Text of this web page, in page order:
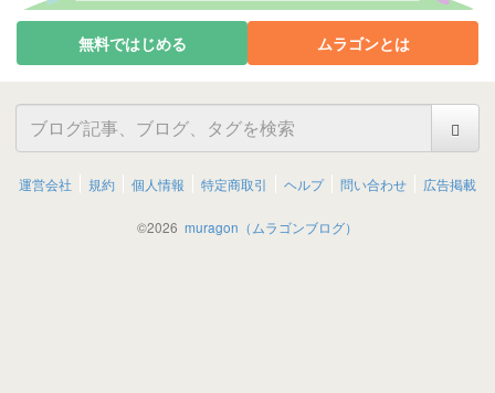
無料ではじめる ムラゴンとは
運営会社 規約 個人情報 特定商取引 ヘルプ 問い合わせ 広告掲載
©2026 muragon（ムラゴンブログ）